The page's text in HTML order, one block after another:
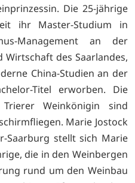
Die 25-jährige
ihr Master-Studium in
Management an der
des Saarlandes,
China-Studien an der
Titel erworben. Die
Weinkönigin sind
Marie Jostock
Saarburg stellt sich Marie
die in den Weinbergen
rund um den Weinbau